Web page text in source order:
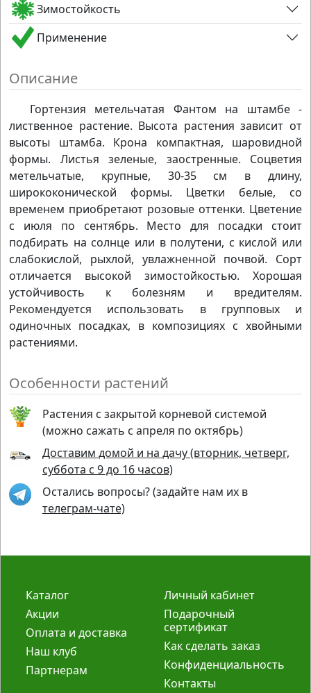
Зимостойкость
Применение
Описание
Гортензия метельчатая Фантом на штамбе -
лиственное растение. Высота растения зависит от
высоты штамба. Крона компактная, шаровидной
формы. Листья зеленые, заостренные. Соцветия
метельчатые, крупные, 30-35 см в длину,
ширококонической формы. Цветки белые, со
временем приобретают розовые оттенки. Цветение
с июля по сентябрь. Место для посадки стоит
подбирать на солнце или в полутени, с кислой или
слабокислой, рыхлой, увлажненной почвой. Сорт
отличается высокой зимостойкостью. Хорошая
устойчивость к болезням и вредителям.
Рекомендуется использовать в групповых и
одиночных посадках, в композициях с хвойными
растениями.
Особенности растений
Растения с закрытой корневой системой
(можно сажать с апреля по октябрь)
Доставим домой и на дачу (вторник, четверг,
суббота с 9 до 16 часов)
Остались вопросы? (задайте нам их в
телеграм-чате)
Каталог
Акции
Оплата и доставка
Наш клуб
Партнерам
Личный кабинет
Подарочный
сертификат
Как сделать заказ
Конфиденциальность
Контакты